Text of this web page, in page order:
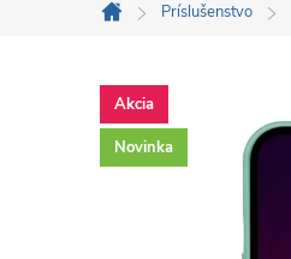
Domov
Príslušenstvo
Akcia
Novinka